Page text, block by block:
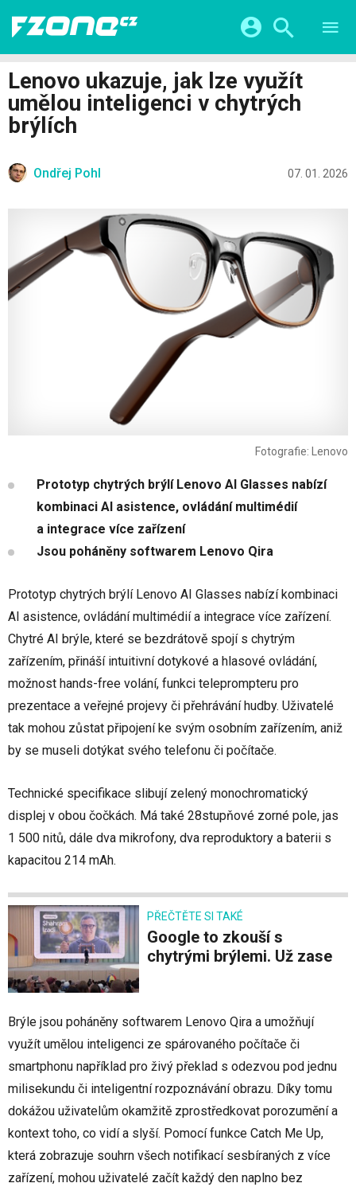
VIDEA
SERIÁLY
CHYTRÁ MĚSTA
ŽIVOT BUDOUCNOSTI
HRY A ZÁBAVA
Facebook Google
Lenovo ukazuje, jak lze využít
umělou inteligenci v chytrých
brýlích
Ondřej Pohl 07. 01. 2026
Fotografie: Lenovo
Prototyp chytrých brýlí Lenovo AI Glasses nabízí
kombinaci AI asistence, ovládání multimédií
a integrace více zařízení
Jsou poháněny softwarem Lenovo Qira
Prototyp chytrých brýlí Lenovo AI Glasses nabízí kombinaci
AI asistence, ovládání multimédií a integrace více zařízení.
Chytré AI brýle, které se bezdrátově spojí s chytrým
zařízením, přináší intuitivní dotykové a hlasové ovládání,
možnost hands-free volání, funkci teleprompteru pro
prezentace a veřejné projevy či přehrávání hudby. Uživatelé
tak mohou zůstat připojení ke svým osobním zařízením, aniž
by se museli dotýkat svého telefonu či počítače.
Technické specifikace slibují zelený monochromatický
displej v obou čočkách. Má také 28stupňové zorné pole, jas
1 500 nitů, dále dva mikrofony, dva reproduktory a baterii s
kapacitou 214 mAh.
PŘEČTĚTE SI TAKÉ
Google to zkouší s
chytrými brýlemi. Už zase
Brýle jsou poháněny softwarem Lenovo Qira a umožňují
využít umělou inteligenci ze spárovaného počítače či
smartphonu například pro živý překlad s odezvou pod jednu
milisekundu či inteligentní rozpoznávání obrazu. Díky tomu
dokážou uživatelům okamžitě zprostředkovat porozumění a
kontext toho, co vidí a slyší. Pomocí funkce Catch Me Up,
která zobrazuje souhrn všech notifikací sesbíraných z více
zařízení, mohou uživatelé začít každý den naplno bez